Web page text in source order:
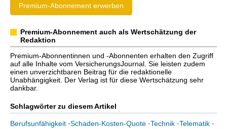
Premium-Abonnement erwerben
Premium-Abonnement auch als Wertschätzung der
Redaktion
Premium-Abonnentinnen und -Abonnenten erhalten den Zugriff
auf alle Inhalte vom VersicherungsJournal. Sie leisten zudem
einen unverzichtbaren Beitrag für die redaktionelle
Unabhängigkeit. Der Verlag ist für diese Wertschätzung sehr
dankbar.
Schlagwörter zu diesem Artikel
Berufsunfähigkeit ·Schaden-Kosten-Quote ·Technik ·Telematik ·